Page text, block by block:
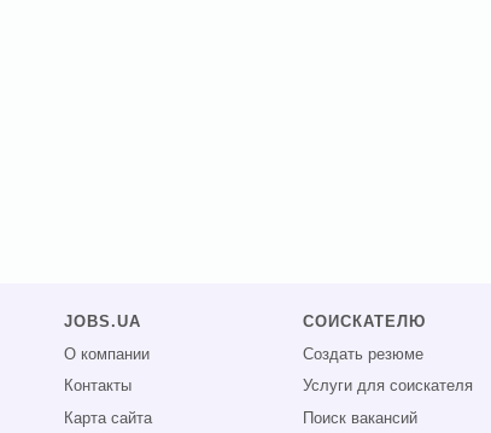
JOBS.UA
О компании
Контакты
Карта сайта
СОИСКАТЕЛЮ
Создать резюме
Услуги для соискателя
Поиск вакансий